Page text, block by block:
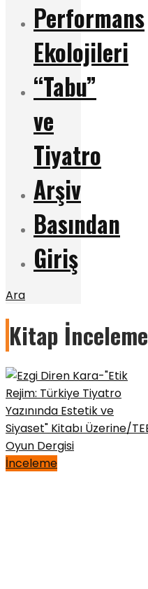
Performans
Ekolojileri
“Tabu”
ve
Tiyatro
Arşiv
Basından
Giriş
Ara
Kitap İnceleme
İnceleme